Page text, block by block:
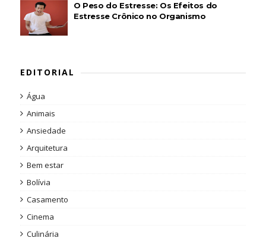
O Peso do Estresse: Os Efeitos do
Estresse Crônico no Organismo
EDITORIAL
Água
Animais
Ansiedade
Arquitetura
Bem estar
Bolívia
Casamento
Cinema
Culinária